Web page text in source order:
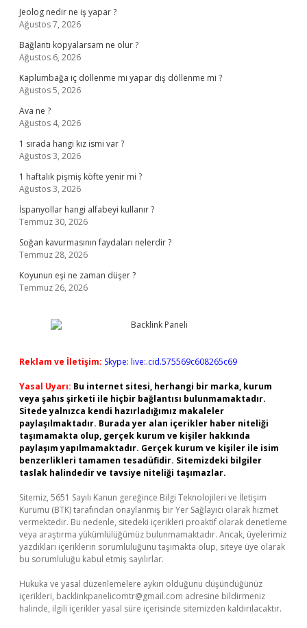
Jeolog nedir ne iş yapar ?
Ağustos 7, 2026
Bağlantı kopyalarsam ne olur ?
Ağustos 6, 2026
Kaplumbağa iç döllenme mi yapar dış döllenme mi ?
Ağustos 5, 2026
Ava ne ?
Ağustos 4, 2026
1 sırada hangi kız ismi var ?
Ağustos 3, 2026
1 haftalık pişmiş köfte yenir mi ?
Ağustos 3, 2026
İspanyollar hangi alfabeyi kullanır ?
Temmuz 30, 2026
Soğan kavurmasının faydaları nelerdir ?
Temmuz 28, 2026
Koyunun eşi ne zaman düşer ?
Temmuz 26, 2026
Reklam ve İletişim: Skype: live:.cid.575569c608265c69
Yasal Uyarı: Bu internet sitesi, herhangi bir marka, kurum
veya şahıs şirketi ile hiçbir bağlantısı bulunmamaktadır.
Sitede yalnızca kendi hazırladığımız makaleler
paylaşılmaktadır. Burada yer alan içerikler haber niteliği
taşımamakta olup, gerçek kurum ve kişiler hakkında
paylaşım yapılmamaktadır. Gerçek kurum ve kişiler ile isim
benzerlikleri tamamen tesadüfidir. Sitemizdeki bilgiler
taslak halindedir ve tavsiye niteliği taşımazlar.
Sitemiz, 5651 Sayılı Kanun gereğince Bilgi Teknolojileri ve İletişim
Kurumu (BTK) tarafından onaylanmış bir Yer Sağlayıcı olarak hizmet
vermektedir. Bu nedenle, sitedeki içerikleri proaktif olarak denetleme
veya araştırma yükümlülüğümüz bulunmamaktadır. Ancak, üyelerimiz
yazdıkları içeriklerin sorumluluğunu taşımakta olup, siteye üye olarak
bu sorumluluğu kabul etmiş sayılırlar.
Hukuka ve yasal düzenlemelere aykırı olduğunu düşündüğünüz
içerikleri, backlinkpanelicomtr@gmail.com adresine bildirmeniz
halinde, ilgili içerikler yasal süre içerisinde sitemizden kaldırılacaktır.